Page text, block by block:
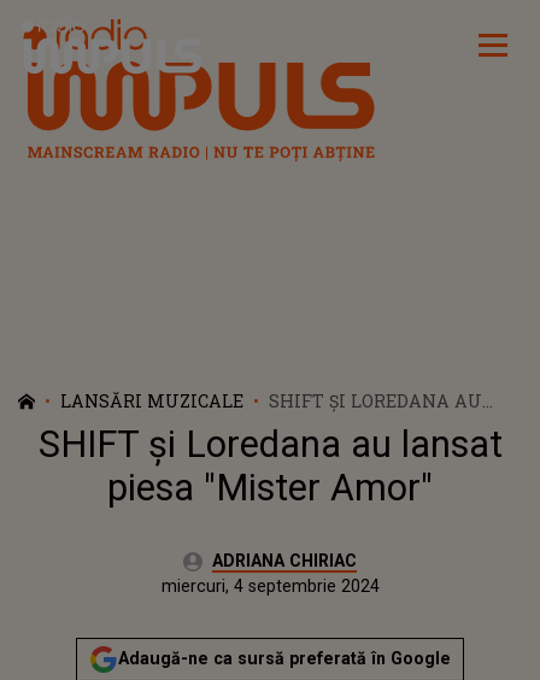
Radio Impuls
LANSĂRI MUZICALE
SHIFT ȘI LOREDANA AU
LANSAT PIESA "MISTER
AMOR"
SHIFT și Loredana au lansat
piesa "Mister Amor"
Autor:ADRIANA CHIRIAC
luni, 4 septembrie 2023Actualizat:
miercuri, 4 septembrie 2024
Adaugă-ne ca sursă preferată în Google